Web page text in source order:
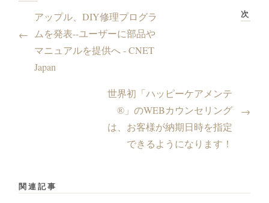
←
アップル、DIY修理プログラ
ムを発表--ユーザーに部品や
マニュアルを提供へ - CNET
Japan
次
世界初「ハッピーケアメンテ
®」のWEBカウンセリング
は、お客様が納期日時を指定
できるようになります！
→
関連記事